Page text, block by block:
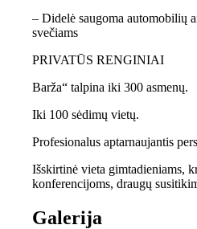
– Didelė saugoma automobilių
svečiams
PRIVATŪS RENGINIAI
Barža“ talpina iki 300 asmenų.
Iki 100 sėdimų vietų.
Profesionalus aptarnaujantis
Išskirtinė vieta gimtadieniams,
konferencijoms, draugų
Galerija